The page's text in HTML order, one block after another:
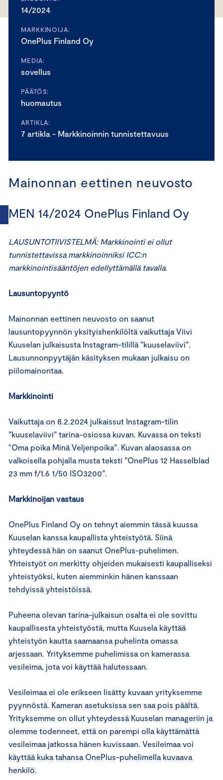
14/2024
MARKKINOIJA:
OnePlus Finland Oy
MEDIA:
sovellus
PÄÄTÖS:
huomautus
ARTIKLA:
7 artikla - Markkinoinnin tunnistettavuus
Mainonnan eettinen neuvosto
MEN 14/2024 OnePlus Finland Oy
LAUSUNTOTIIVISTELMÄ: Markkinointi ei ollut
tunnistettavissa markkinoinniksi ICC:n
markkinointisääntöjen edellyttämällä tavalla.
Lausuntopyyntö
Mainonnan eettinen neuvosto on saanut
lausuntopyynnön yksityishenkilöltä vaikuttaja Viivi
Kuuselan julkaisusta Instagram-tilillä ”kuuselaviivi”.
Lausunnonpyytäjän käsityksen mukaan julkaisu on
piilomainontaa.
Markkinointi
Vaikuttaja on 8.2.2024 julkaissut Instagram-tilin
”kuuselaviivi” tarina-osiossa kuvan. Kuvassa on teksti
"Oma poika Minä Veljenpoika”. Kuvan alaosassa on
valkoisella pohjalla musta teksti ”OnePlus 12 Hasselblad
23 mm f/1.6 1/50 ISO3200”.
Markkinoijan vastaus
OnePlus Finland Oy on tehnyt aiemmin tässä kuussa
Kuuselan kanssa kaupallista yhteistyötä. Siinä
yhteydessä hän on saanut OnePlus-puhelimen.
Yhteistyöt on merkitty ohjeiden mukaisesti kaupalliseksi
yhteistyöksi, kuten aiemminkin hänen kanssaan
tehdyissä yhteistöissä.
Puheena olevan tarina-julkaisun osalta ei ole sovittu
kaupallisesta yhteistyöstä, mutta Kuusela käyttää
yhteistyön kautta saamaansa puhelinta omassa
arjessaan. Yrityksemme puhelimissa on kamerassa
vesileima, jota voi käyttää halutessaan.
Vesileimaa ei ole erikseen lisätty kuvaan yrityksemme
pyynnöstä. Kameran asetuksissa sen saa pois päältä.
Yrityksemme on ollut yhteydessä Kuuselan manageriin ja
olemme todenneet, että on parempi olla käyttämättä
vesileimaa jatkossa hänen kuvissaan. Vesileimaa voi
käyttää kuka tahansa OnePlus-puhelimella kuvaava
henkilö.